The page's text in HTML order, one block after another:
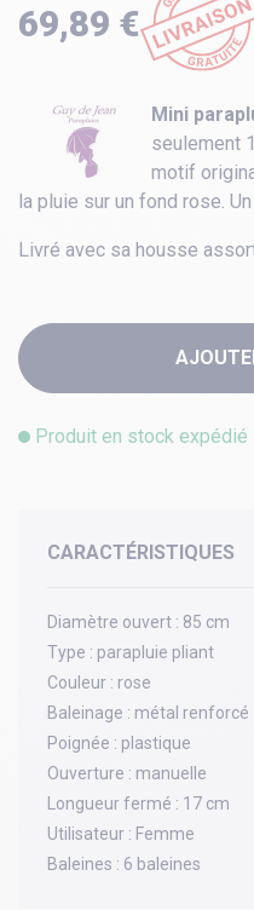
69,89 €
Mini
seulement
motif
la pluie sur un fond rose.
Livré avec sa housse
Produit en stock expédié
CARACTÉRISTIQUES
Diamètre ouvert : 85 cm
Type : parapluie pliant
Couleur : rose
Baleinage : métal renforcé
Poignée : plastique
Ouverture : manuelle
Longueur fermé : 17 cm
Utilisateur : Femme
Baleines : 6 baleines